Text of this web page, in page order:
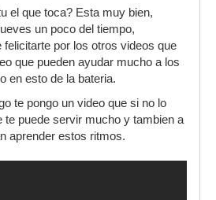
el que toca? Esta muy bien,
un poco del tiempo,
felicitarte por los otros videos que
que pueden ayudar mucho a los
en esto de la bateria.
te pongo un video que si no lo
te puede servir mucho y tambien a
aprender estos ritmos.